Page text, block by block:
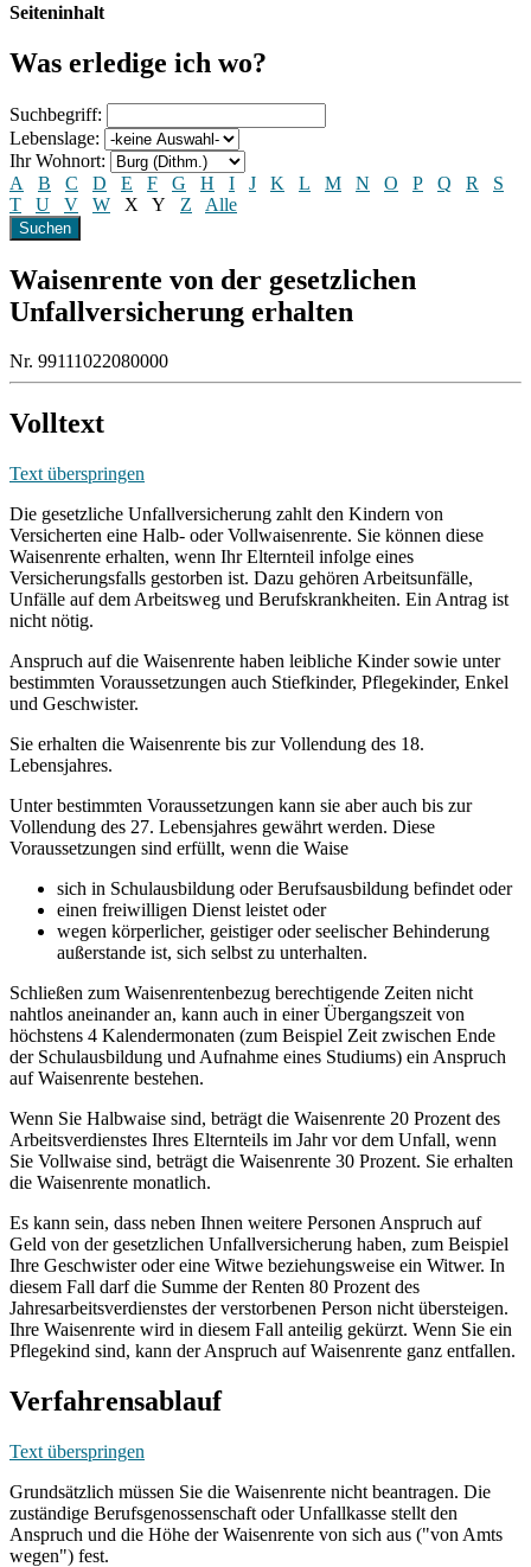
Seiteninhalt
Was erledige ich wo?
Suchbegriff:
Lebenslage:
Ihr Wohnort:
A
B C D E F G H I J K L M N O P Q R
S
T
U V W X Y Z Alle
Waisenrente von der gesetzlichen
Unfallversicherung erhalten
Nr. 99111022080000
Volltext
Text überspringen
Die gesetzliche Unfallversicherung zahlt den Kindern von
Versicherten eine Halb- oder Vollwaisenrente. Sie können diese
Waisenrente erhalten, wenn Ihr Elternteil infolge eines
Versicherungsfalls gestorben ist. Dazu gehören Arbeitsunfälle,
Unfälle auf dem Arbeitsweg und Berufskrankheiten. Ein Antrag ist
nicht nötig.
Anspruch auf die Waisenrente haben leibliche Kinder sowie unter
bestimmten Voraussetzungen auch Stiefkinder, Pflegekinder, Enkel
und Geschwister.
Sie erhalten die Waisenrente bis zur Vollendung des 18.
Lebensjahres.
Unter bestimmten Voraussetzungen kann sie aber auch bis zur
Vollendung des 27. Lebensjahres gewährt werden. Diese
Voraussetzungen sind erfüllt, wenn die Waise
sich in Schulausbildung oder Berufsausbildung befindet oder
einen freiwilligen Dienst leistet oder
wegen körperlicher, geistiger oder seelischer Behinderung
außerstande ist, sich selbst zu unterhalten.
Schließen zum Waisenrentenbezug berechtigende Zeiten nicht
nahtlos aneinander an, kann auch in einer Übergangszeit von
höchstens 4 Kalendermonaten (zum Beispiel Zeit zwischen Ende
der Schulausbildung und Aufnahme eines Studiums) ein Anspruch
auf Waisenrente bestehen.
Wenn Sie Halbwaise sind, beträgt die Waisenrente 20 Prozent des
Arbeitsverdienstes Ihres Elternteils im Jahr vor dem Unfall, wenn
Sie Vollwaise sind, beträgt die Waisenrente 30 Prozent. Sie erhalten
die Waisenrente monatlich.
Es kann sein, dass neben Ihnen weitere Personen Anspruch auf
Geld von der gesetzlichen Unfallversicherung haben, zum Beispiel
Ihre Geschwister oder eine Witwe beziehungsweise ein Witwer. In
diesem Fall darf die Summe der Renten 80 Prozent des
Jahresarbeitsverdienstes der verstorbenen Person nicht übersteigen.
Ihre Waisenrente wird in diesem Fall anteilig gekürzt. Wenn Sie ein
Pflegekind sind, kann der Anspruch auf Waisenrente ganz entfallen.
Verfahrensablauf
Text überspringen
Grundsätzlich müssen Sie die Waisenrente nicht beantragen. Die
zuständige Berufsgenossenschaft oder Unfallkasse stellt den
Anspruch und die Höhe der Waisenrente von sich aus ("von Amts
wegen") fest.